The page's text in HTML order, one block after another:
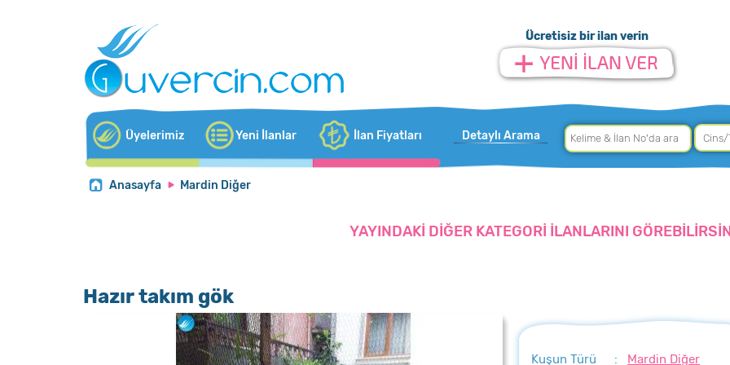
Ücretisiz bir ilan verin
Üyelerimiz Yeni İlanlar İlan Fiyatları Detaylı Arama
Anasayfa Mardin Diğer
YAYINDAKİ DİĞER KATEGORİ İLANLARINI
Hazır takım gök
Kuşun Türü : Mardin Diğer